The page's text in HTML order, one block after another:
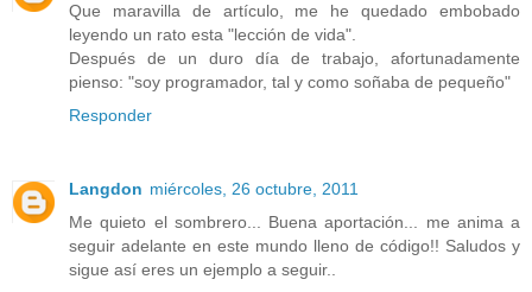
Que maravilla de artículo, me he quedado embobado
leyendo un rato esta "lección de vida".
Después de un duro día de trabajo, afortunadamente
pienso: "soy programador, tal y como soñaba de pequeño"
Responder
Langdon miércoles, 26 octubre, 2011
Me quieto el sombrero... Buena aportación... me anima a
seguir adelante en este mundo lleno de código!! Saludos y
sigue así eres un ejemplo a seguir..